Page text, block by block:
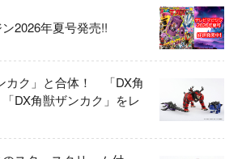
2026年夏号発売!!
カク」と合体！ 「DX角
DX角獣ザンカク」をレ